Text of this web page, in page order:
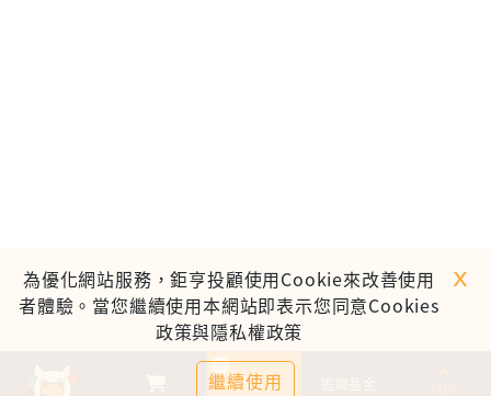
基金比較
0
為優化網站服務，鉅亨投顧使用Cookie來改善使用
者體驗。當您繼續使用本網站即表示您同意Cookies
政策與隱私權政策
繼續使用
ｘ